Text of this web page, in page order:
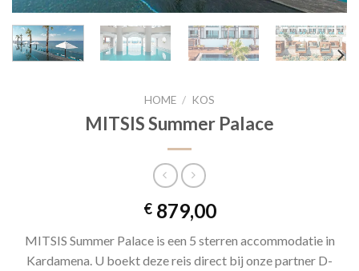
HOME / KOS
MITSIS Summer Palace
€879,00
MITSIS Summer Palace is een 5 sterren accommodatie in
Kardamena. U boekt deze reis direct bij onze partner D-